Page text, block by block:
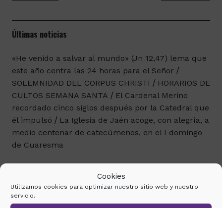
Cookies
Utilizamos cookies para optimizar nuestro sitio web y nuestro
servicio.
Últimas noticias
«He venido a salvar al mundo» (Jn 12,47) lema que
este año centra las 24 horas para el Señor
SOLEMNIDAD DEL CORPUS CHRISTI
HORARIOS DE
CULTOS SEMANA SANTA
El Cardenal Merino
recordado cinco siglos después por la Catedral que
él impulsó
La Iglesia de Jaén acoge, con alegría, a
medio centenar de catecúmenos, en el I domingo
de Cuaresma
Etiquetas
Adoración Santísimo Amigos de las Catedrales